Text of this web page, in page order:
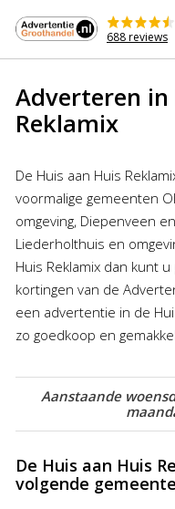
de
inhoud
688 reviews
Adverteren in
Reklamix
De Huis aan Huis
voormalige gemeenten
omgeving, Diepenveen
Liederholthuis en
Huis Reklamix dan kunt
kortingen van de
een advertentie in de
zo goedkoop en
Aanstaande
De Huis aan Huis
volgende